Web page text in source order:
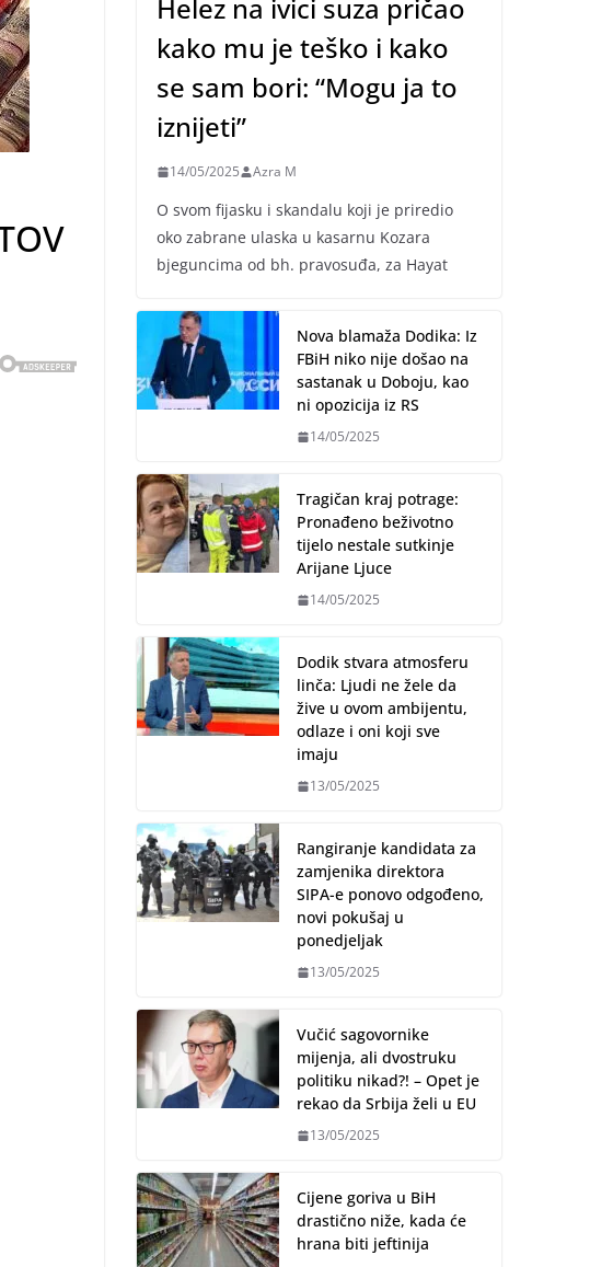
Helez na ivici suza pričao
kako mu je teško i kako
se sam bori: “Mogu ja to
iznijeti”
14/05/2025 Azra M
O svom fijasku i skandalu koji je priredio
oko zabrane ulaska u kasarnu Kozara
bjeguncima od bh. pravosuđa, za Hayat
Nova blamaža Dodika: Iz
FBiH niko nije došao na
sastanak u Doboju, kao
ni opozicija iz RS
14/05/2025
Tragičan kraj potrage:
Pronađeno beživotno
tijelo nestale sutkinje
Arijane Ljuce
14/05/2025
Dodik stvara atmosferu
linča: Ljudi ne žele da
žive u ovom ambijentu,
odlaze i oni koji sve
imaju
13/05/2025
Rangiranje kandidata za
zamjenika direktora
SIPA-e ponovo odgođeno,
novi pokušaj u
ponedjeljak
13/05/2025
Vučić sagovornike
mijenja, ali dvostruku
politiku nikad?! – Opet je
rekao da Srbija želi u EU
13/05/2025
Cijene goriva u BiH
drastično niže, kada će
hrana biti jeftinija